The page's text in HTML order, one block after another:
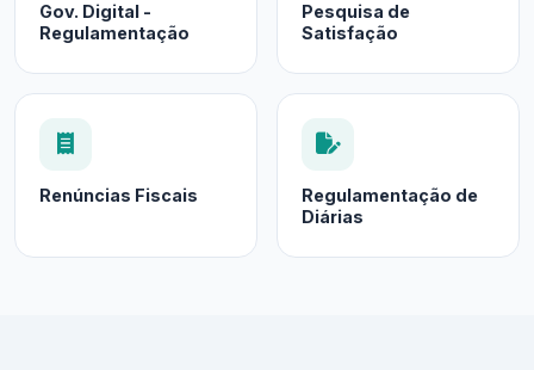
Gov. Digital -
Regulamentação
Pesquisa de
Satisfação
Renúncias Fiscais
Regulamentação de
Diárias